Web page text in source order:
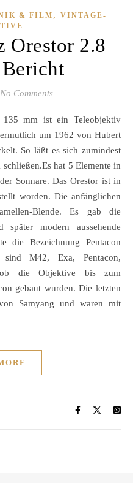
& FILM , VINTAGE-
Orestor 2.8
No Comments
um 1962 von Hubert
So läßt es sich zumindest
hat 5 Elemente in
Sonnare. Das Orestor ist in
worden. Die anfänglichen
Blende. Es gab die
später modern aussehende
die Bezeichnung Pentacon
sind M42, Exa, Pentacon,
die Objektive bis zum
gebaut wurden. Die letzten
Samyang und waren mit